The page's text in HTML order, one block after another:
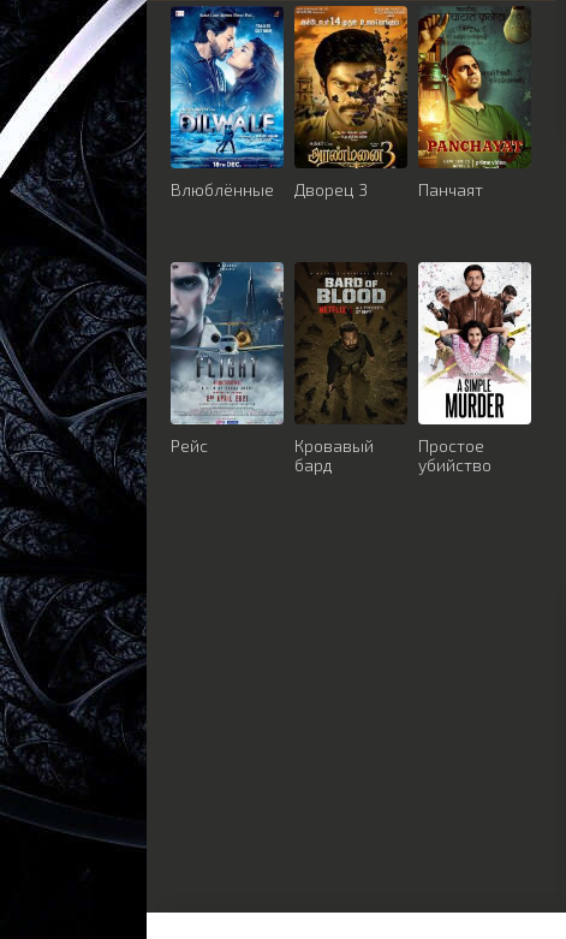
Влюблённые Дворец 3 Панчаят
Рейс
Кровавый
бард
Простое
убийство